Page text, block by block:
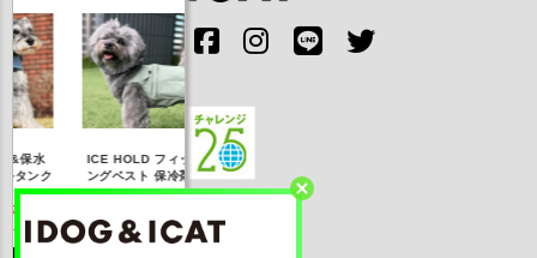
ICE HOLD フィッシ
ングベスト 保冷剤付
【20％OFF】3,168
円(税込み)
IDOG ICE HOLD ネ
ッククーラー 保冷剤
円(税込み)